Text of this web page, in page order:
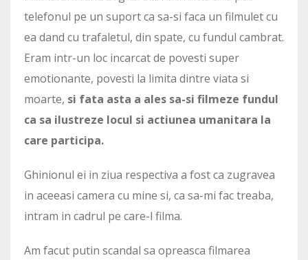
telefonul pe un suport ca sa-si faca un filmulet cu
ea dand cu trafaletul, din spate, cu fundul cambrat.
Eram intr-un loc incarcat de povesti super
emotionante, povesti la limita dintre viata si
moarte, si fata asta a ales sa-si filmeze fundul
ca sa ilustreze locul si actiunea umanitara la
care participa.
Ghinionul ei in ziua respectiva a fost ca zugravea
in aceeasi camera cu mine si, ca sa-mi fac treaba,
intram in cadrul pe care-l filma.
Am facut putin scandal sa opreasca filmarea